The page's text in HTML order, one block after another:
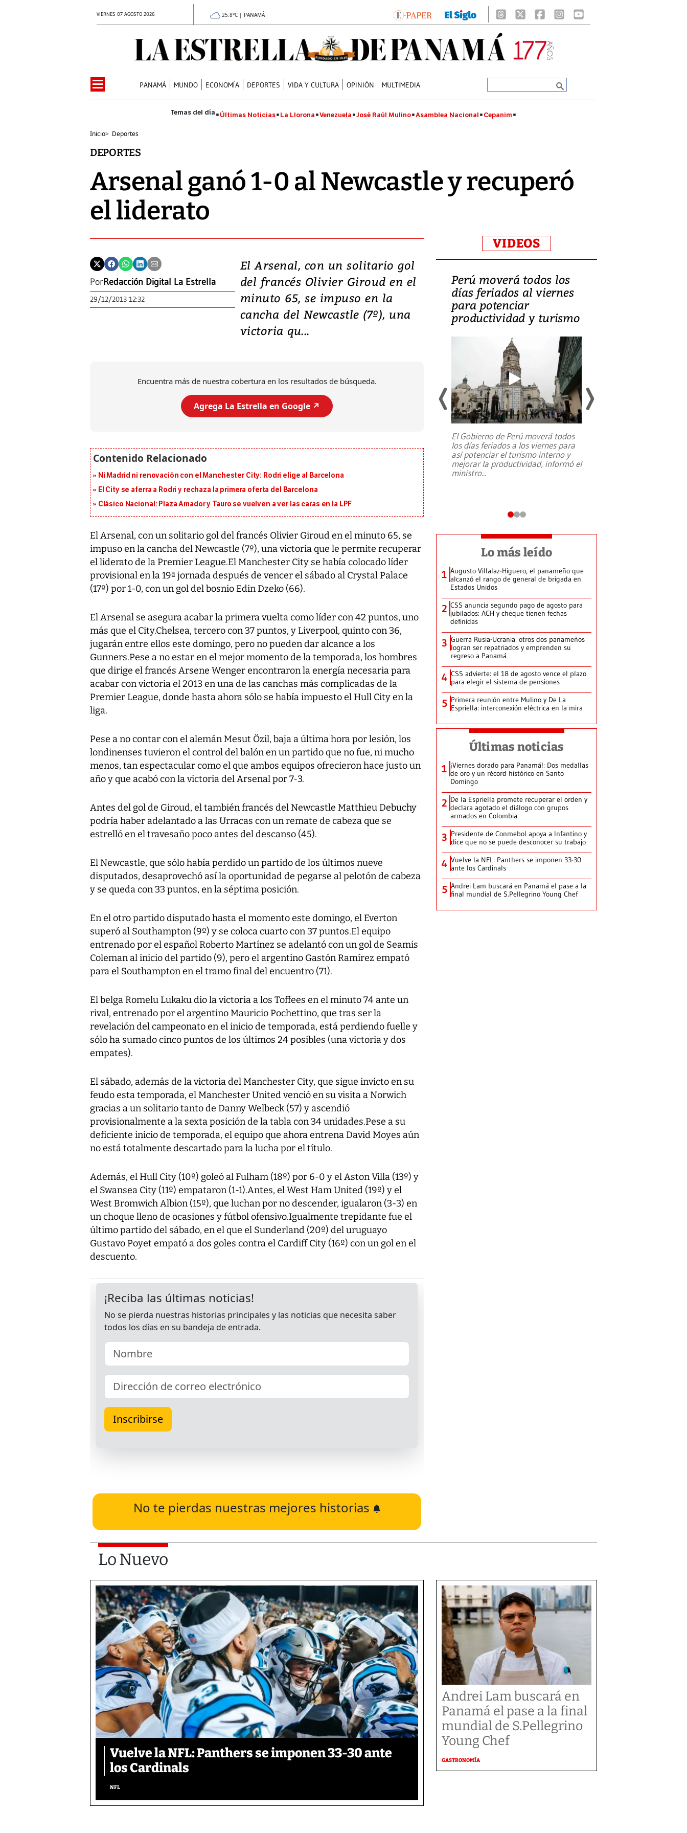
VIERNES 07 AGOSTO 2026 25.8°C | PANAMÁ
PANAMÁ MUNDO ECONOMÍA DEPORTES VIDA Y CULTURA OPINIÓN MULTIMEDIA
Últimas Noticias La Llorona Venezuela José Raúl Mulino Asamblea Nacional Cepanim
Inicio> Deportes
DEPORTES
Arsenal ganó 1-0 al Newcastle y recuperó
el liderato
PorRedacción Digital La Estrella
29/12/2013 12:32
El Arsenal, con un solitario gol
del francés Olivier Giroud en el
minuto 65, se impuso en la
cancha del Newcastle (7º), una
victoria qu...
Encuentra más de nuestra cobertura en los resultados de búsqueda.
Agrega La Estrella en Google ↗️
Ni Madrid ni renovación con el Manchester City: Rodri elige al Barcelona
El City se aferra a Rodri y rechaza la primera oferta del Barcelona
Clásico Nacional: Plaza Amador y Tauro se vuelven a ver las caras en la LPF
El Arsenal, con un solitario gol del francés Olivier Giroud en el minuto 65, se
impuso en la cancha del Newcastle (7º), una victoria que le permite recuperar
el liderato de la Premier League.El Manchester City se había colocado líder
provisional en la 19ª jornada después de vencer el sábado al Crystal Palace
(17º) por 1-0, con un gol del bosnio Edin Dzeko (66).
El Arsenal se asegura acabar la primera vuelta como líder con 42 puntos, uno
más que el City.Chelsea, tercero con 37 puntos, y Liverpool, quinto con 36,
jugarán entre ellos este domingo, pero no pueden dar alcance a los
Gunners.Pese a no estar en el mejor momento de la temporada, los hombres
que dirige el francés Arsene Wenger encontraron la energía necesaria para
acabar con victoria el 2013 en una de las canchas más complicadas de la
Premier League, donde hasta ahora sólo se había impuesto el Hull City en la
liga.
Pese a no contar con el alemán Mesut Özil, baja a última hora por lesión, los
londinenses tuvieron el control del balón en un partido que no fue, ni mucho
menos, tan espectacular como el que ambos equipos ofrecieron hace justo un
año y que acabó con la victoria del Arsenal por 7-3.
Antes del gol de Giroud, el también francés del Newcastle Matthieu Debuchy
podría haber adelantado a las Urracas con un remate de cabeza que se
estrelló en el travesaño poco antes del descanso (45).
El Newcastle, que sólo había perdido un partido de los últimos nueve
disputados, desaprovechó así la oportunidad de pegarse al pelotón de cabeza
y se queda con 33 puntos, en la séptima posición.
En el otro partido disputado hasta el momento este domingo, el Everton
superó al Southampton (9º) y se coloca cuarto con 37 puntos.El equipo
entrenado por el español Roberto Martínez se adelantó con un gol de Seamis
Coleman al inicio del partido (9), pero el argentino Gastón Ramírez empató
para el Southampton en el tramo final del encuentro (71).
El belga Romelu Lukaku dio la victoria a los Toffees en el minuto 74 ante un
rival, entrenado por el argentino Mauricio Pochettino, que tras ser la
revelación del campeonato en el inicio de temporada, está perdiendo fuelle y
sólo ha sumado cinco puntos de los últimos 24 posibles (una victoria y dos
empates).
El sábado, además de la victoria del Manchester City, que sigue invicto en su
feudo esta temporada, el Manchester United venció en su visita a Norwich
gracias a un solitario tanto de Danny Welbeck (57) y ascendió
provisionalmente a la sexta posición de la tabla con 34 unidades.Pese a su
deficiente inicio de temporada, el equipo que ahora entrena David Moyes aún
no está totalmente descartado para la lucha por el título.
Además, el Hull City (10º) goleó al Fulham (18º) por 6-0 y el Aston Villa (13º) y
el Swansea City (11º) empataron (1-1).Antes, el West Ham United (19º) y el
West Bromwich Albion (15º), que luchan por no descender, igualaron (3-3) en
un choque lleno de ocasiones y fútbol ofensivo.Igualmente trepidante fue el
último partido del sábado, en el que el Sunderland (20º) del uruguayo
Gustavo Poyet empató a dos goles contra el Cardiff City (16º) con un gol en el
descuento.
No te pierdas nuestras mejores historias
VIDEOS
Video: Lula lanza su
candidatura con
promesas de inversión
en defensa, educación y
tierras raras
Entre recuerdos y escuetas
da Silva, oficializó este domingo su
candidatura
Perú moverá todos los
días feriados al viernes
para potenciar
productividad y turismo
El Gobierno de Perú moverá todos
los días feriados a los viernes para
así potenciar el turismo interno y
mejorar la productividad, informó el
ministro...
Lo más leído
1 Augusto Villalaz-Higuero, el panameño que
alcanzó el rango de general de brigada en
Estados Unidos
2 CSS anuncia segundo pago de agosto para
jubilados: ACH y cheque tienen fechas
definidas
3 Guerra Rusia-Ucrania: otros dos panameños
logran ser repatriados y emprenden su
regreso a Panamá
4 CSS advierte: el 18 de agosto vence el plazo
para elegir el sistema de pensiones
5 Primera reunión entre Mulino y De La
Espriella: interconexión eléctrica en la mira
Últimas noticias
1 ¡Viernes dorado para Panamá!: Dos medallas
de oro y un récord histórico en Santo
Domingo
2 De la Espriella promete recuperar el orden y
declara agotado el diálogo con grupos
armados en Colombia
3 Presidente de Conmebol apoya a Infantino y
dice que no se puede desconocer su trabajo
4 Vuelve la NFL: Panthers se imponen 33-30
ante los Cardinals
5 Andrei Lam buscará en Panamá el pase a la
final mundial de S.Pellegrino Young Chef
Lo Nuevo
Vuelve la NFL: Panthers se imponen 33-30 ante
los Cardinals
NFL
Andrei Lam buscará en
Panamá el pase a la final
mundial de S.Pellegrino
Young Chef
GASTRONOMÍA